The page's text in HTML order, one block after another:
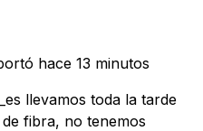
hace 13 minutos
llevamos toda la tarde
fibra, no tenemos